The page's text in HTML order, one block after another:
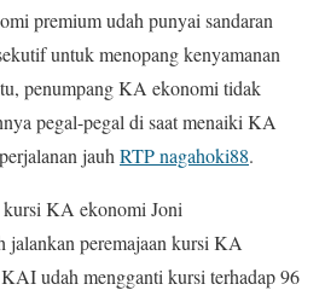
premium udah punyai sandaran
untuk menopang kenyamanan
penumpang KA ekonomi tidak
pegal-pegal di saat menaiki KA
jauh RTP nagahoki88.
KA ekonomi Joni
peremajaan kursi KA
udah mengganti kursi terhadap 96